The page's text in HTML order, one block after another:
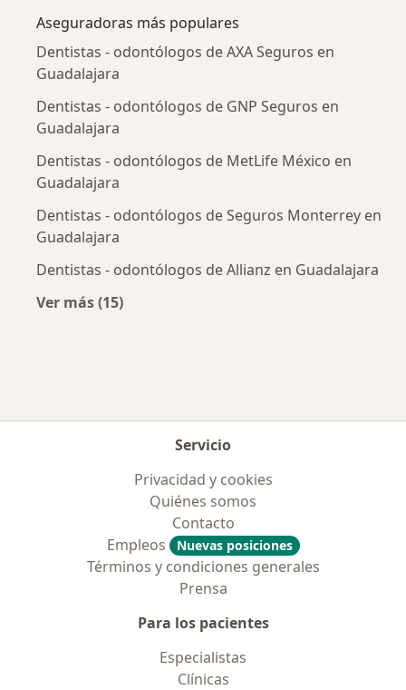
Aseguradoras más populares
Dentistas - odontólogos de AXA Seguros en
Guadalajara
Dentistas - odontólogos de GNP Seguros en
Guadalajara
Dentistas - odontólogos de MetLife México en
Guadalajara
Dentistas - odontólogos de Seguros Monterrey en
Guadalajara
Dentistas - odontólogos de Allianz en Guadalajara
Ver más (15)
Servicio
Privacidad y cookies
Quiénes somos
Contacto
Empleos
Nuevas posiciones
Términos y condiciones generales
Prensa
Para los pacientes
Especialistas
Clínicas